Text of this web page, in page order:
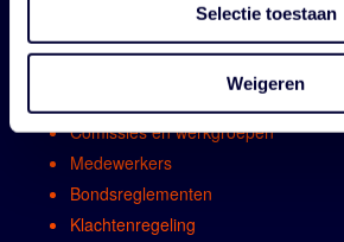
Selectie toestaan
Weigeren
Contact
Algemene vergadring
Comissies en werkgroepen
Medewerkers
Bondsreglementen
Klachtenregeling